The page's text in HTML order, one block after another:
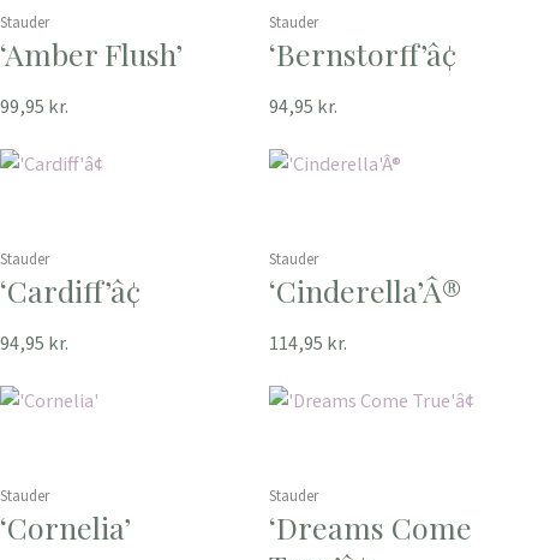
Stauder
‘Amber Flush’
99,95 kr.
Stauder
‘Bernstorff’â¢
94,95 kr.
Stauder
‘Cardiff’â¢
94,95 kr.
Stauder
‘Cinderella’Â®
114,95 kr.
Stauder
‘Cornelia’
Stauder
‘Dreams Come